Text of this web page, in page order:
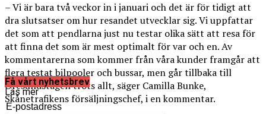
– Vi är bara två veckor in i januari och det är för tidigt att
dra slutsatser om hur resandet utvecklar sig. Vi uppfattar
det som att pendlarna just nu testar olika sätt att resa för
att finna det som är mest optimalt för var och en. Av
kommentarerna som kommer från våra kunder framgår att
flera testat bilpooler och bussar, men går tillbaka till
Öresundstågen trots allt, säger Camilla Bunke,
Skånetrafikens försäljningschef, i en kommentar.
Läs mer
Få vårt nyhetsbrev
E-postadress